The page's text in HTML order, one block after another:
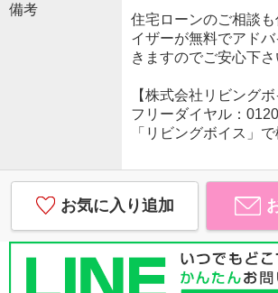
備考
住宅ローンのご相談
イザーが無料でアド
きますのでご安心下さ
【株式会社リビングボ
フリーダイヤル：
「リビングボイス」で
お気に入り追加